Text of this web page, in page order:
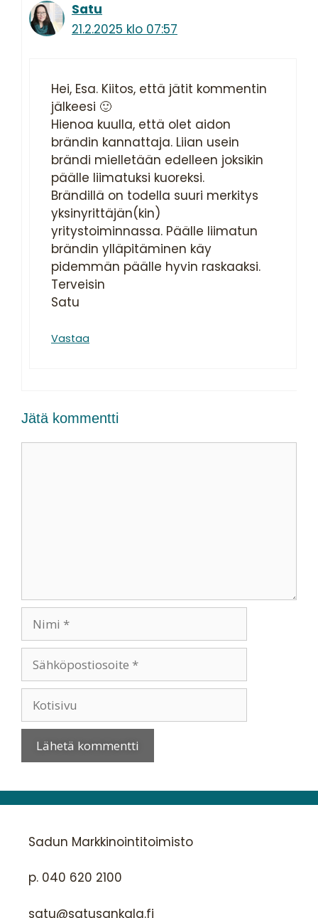
Satu
21.2.2025 klo 07:57
Hei, Esa. Kiitos, että jätit kommentin
jälkeesi 🙂
Hienoa kuulla, että olet aidon
brändin kannattaja. Liian usein
brändi mielletään edelleen joksikin
päälle liimatuksi kuoreksi.
Brändillä on todella suuri merkitys
yksinyrittäjän(kin)
yritystoiminnassa. Päälle liimatun
brändin ylläpitäminen käy
pidemmän päälle hyvin raskaaksi.
Terveisin
Satu
Vastaa
Jätä kommentti
Sadun Markkinointitoimisto
p. 040 620 2100
satu@satusankala.fi